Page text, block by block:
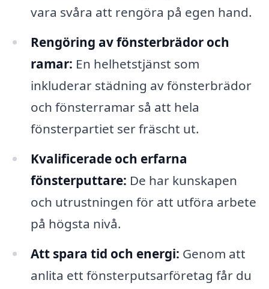
vara svåra att rengöra på egen hand.
Rengöring av fönsterbrädor och
ramar: En helhetstjänst som
inkluderar städning av fönsterbrädor
och fönsterramar så att hela
fönsterpartiet ser fräscht ut.
Kvalificerade och erfarna
fönsterputtare: De har kunskapen
och utrustningen för att utföra arbete
på högsta nivå.
Att spara tid och energi: Genom att
anlita ett fönsterputsarföretag får du